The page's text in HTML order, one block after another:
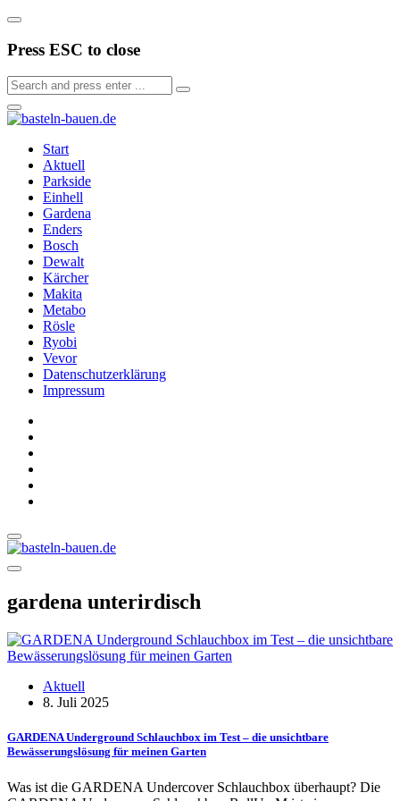
Press ESC to close
Start
Aktuell
Parkside
Einhell
Gardena
Enders
Bosch
Dewalt
Kärcher
Makita
Metabo
Rösle
Ryobi
Vevor
Datenschutzerklärung
Impressum
gardena unterirdisch
Aktuell
8. Juli 2025
GARDENA Under­ground Schlauchbox im Test – die unsichtbare
Bewässerungslösung für meinen Garten
Was ist die GARDENA Undercover Schlauchbox überhaupt? Die